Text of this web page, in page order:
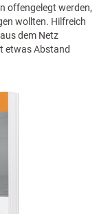
offengelegt werden,
wollten. Hilfreich
dem Netz
etwas Abstand